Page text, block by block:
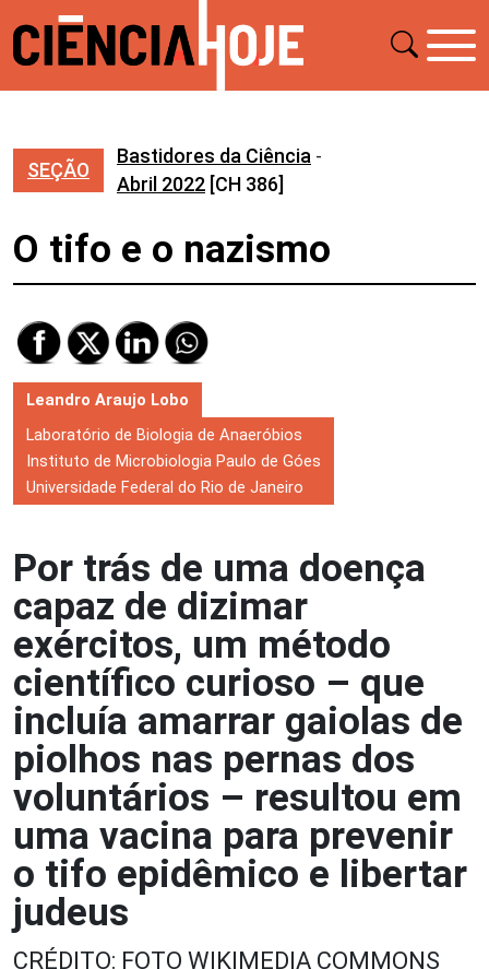
SEÇÃO
Bastidores da Ciência -
Abril 2022 [CH 386]
O tifo e o nazismo
Leandro Araujo Lobo
Laboratório de Biologia de Anaeróbios
Instituto de Microbiologia Paulo de Góes
Universidade Federal do Rio de Janeiro
Por trás de uma doença
capaz de dizimar
exércitos, um método
científico curioso – que
incluía amarrar gaiolas de
piolhos nas pernas dos
voluntários – resultou em
uma vacina para prevenir
o tifo epidêmico e libertar
judeus
CRÉDITO: FOTO WIKIMEDIA COMMONS